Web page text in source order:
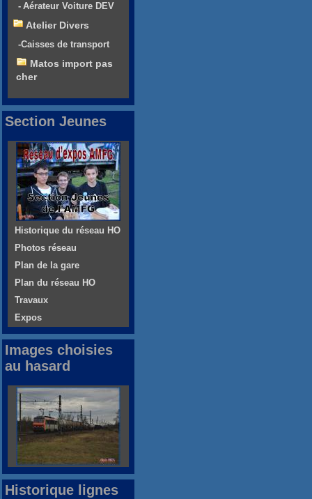
- Aérateur Voiture DEV
Atelier Divers
-Caisses de transport
Matos import pas
cher
Section Jeunes
Historique du réseau HO
Photos réseau
Plan de la gare
Plan du réseau HO
Travaux
Expos
Images choisies
au hasard
Historique lignes